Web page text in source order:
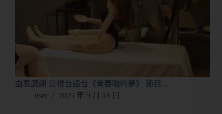
由衷感謝 公視台語台《青春咱的夢》 節目…
user
2025 年 9 月 14 日